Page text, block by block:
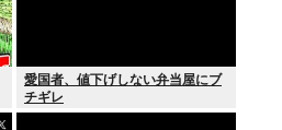
愛国者、値下げしない弁当屋にブ
チギレ